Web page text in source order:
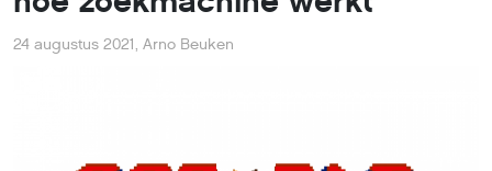
24 augustus 2021, Arno Beuken